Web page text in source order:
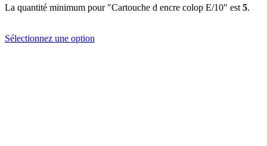
La quantité minimum pour "Cartouche d encre colop E/10" est 5.
Sélectionnez une option